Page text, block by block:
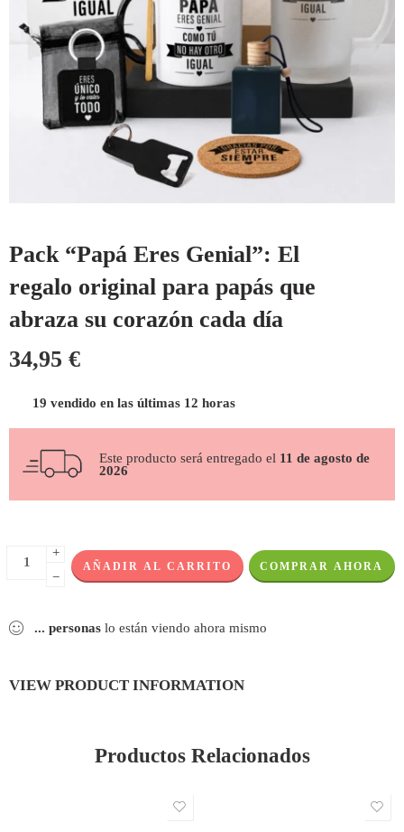
Pack “Papá Eres Genial”: El
regalo original para papás que
abraza su corazón cada día
34,95 €
19 vendido en las últimas 12 horas
Este producto será entregado el 11 de agosto de
2026
+
−
AÑADIR AL CARRITO COMPRAR AHORA
... personas lo están viendo ahora mismo
VIEW PRODUCT INFORMATION
Productos Relacionados